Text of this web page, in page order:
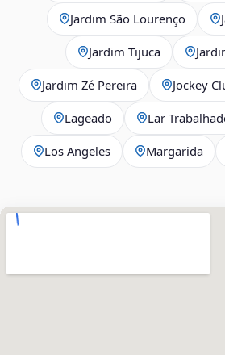
Jardim São Lourenço
Jardim Tijuca
Jardim Zé Pereira Jockey
Lageado Lar
Los Angeles Margarida